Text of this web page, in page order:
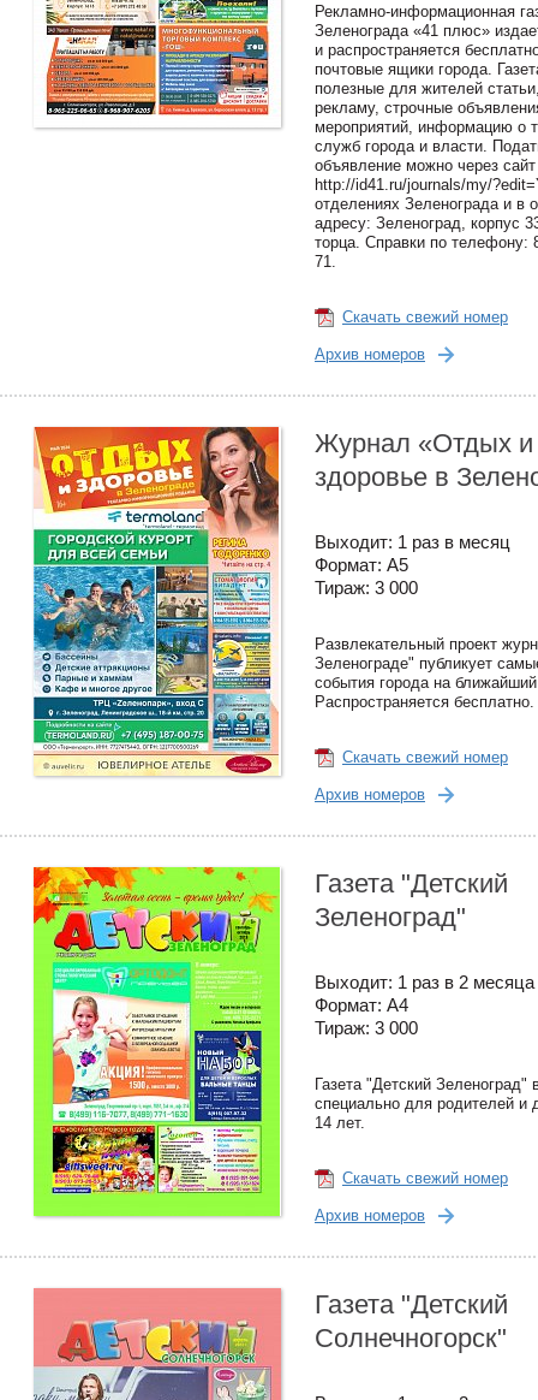
Рекламно-информационная
Зеленограда «41 плюс»
и распространяется
почтовые ящики города.
полезные для жителей
рекламу, строчные
мероприятий, информацию о
служб города и власти.
объявление можно через сайт
http://id41.ru/journals/my/
отделениях Зеленограда и в
адресу: Зеленоград, корпус
торца. Справки по телефону:
71.
Скачать свежий номер
Архив номеров
Журнал «Отдых и
здоровье в
Выходит: 1 раз в месяц
Формат: А5
Тираж: 3 000
Развлекательный проект
Зеленограде" публикует
события города на
Распространяется бесплатно.
Скачать свежий номер
Архив номеров
Газета "Детский
Зеленоград"
Выходит: 1 раз в 2 месяца
Формат: А4
Тираж: 3 000
Газета "Детский Зеленоград"
специально для родителей и
14 лет.
Скачать свежий номер
Архив номеров
Газета "Детский
Солнечногорск"